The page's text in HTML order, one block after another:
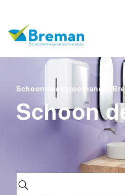
Schoonmaakgroothandel
Schoon